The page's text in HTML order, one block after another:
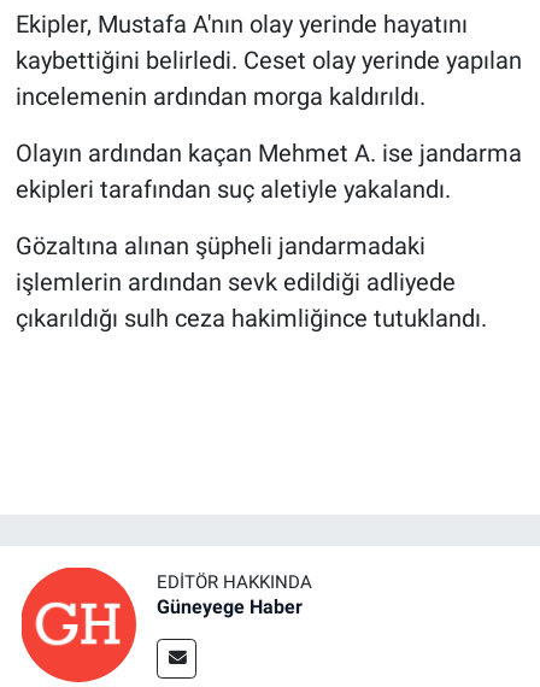
Ekipler, Mustafa A'nın olay yerinde hayatını
kaybettiğini belirledi. Ceset olay yerinde yapılan
incelemenin ardından morga kaldırıldı.
Olayın ardından kaçan Mehmet A. ise jandarma
ekipleri tarafından suç aletiyle yakalandı.
Gözaltına alınan şüpheli jandarmadaki
işlemlerin ardından sevk edildiği adliyede
çıkarıldığı sulh ceza hakimliğince tutuklandı.
EDITÖR HAKKINDA
Güneyege Haber